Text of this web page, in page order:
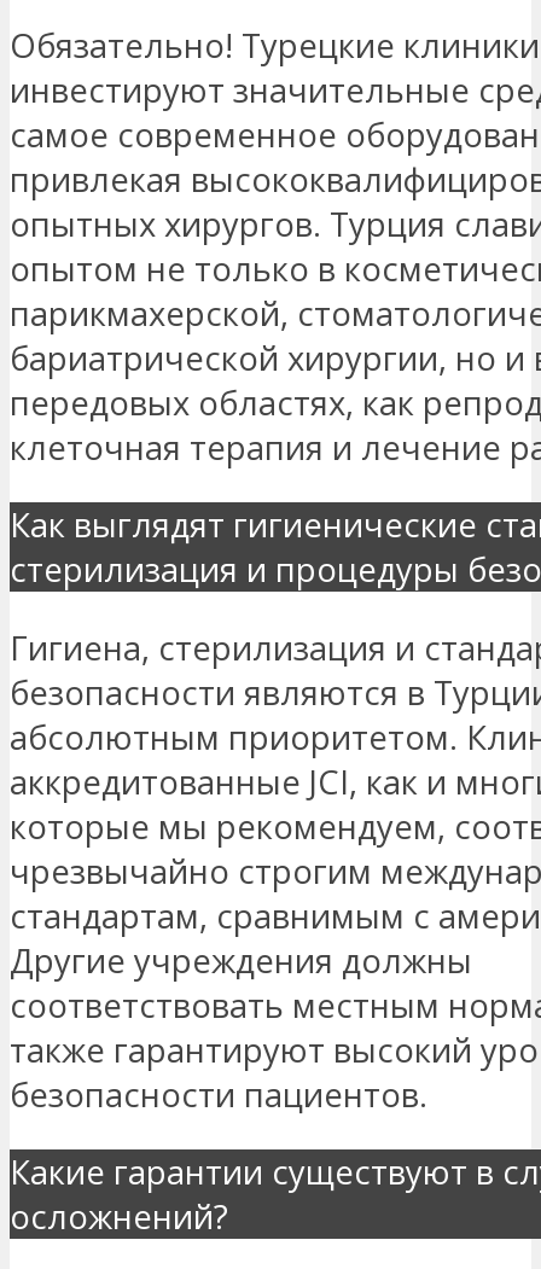
Обязательно! Турецкие клиники
инвестируют значительные
самое современное
привлекая
опытных хирургов. Турция
опытом не только в
парикмахерской,
бариатрической хирургии, но и
передовых областях, как
клеточная терапия и лечение
Как выглядят гигиенические
стерилизация и процедуры
Гигиена, стерилизация и
безопасности являются в
абсолютным приоритетом.
аккредитованные JCI, как и
которые мы рекомендуем,
чрезвычайно строгим
стандартам, сравнимым с
Другие учреждения должны
соответствовать местным
также гарантируют высокий
безопасности пациентов.
Какие гарантии существуют в
осложнений?